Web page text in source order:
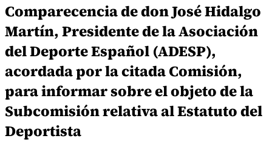
Comparecencia de don José Hidalgo
Martín, Presidente de la Asociación
del Deporte Español (ADESP),
acordada por la citada Comisión,
para informar sobre el objeto de la
Subcomisión relativa al Estatuto del
Deportista